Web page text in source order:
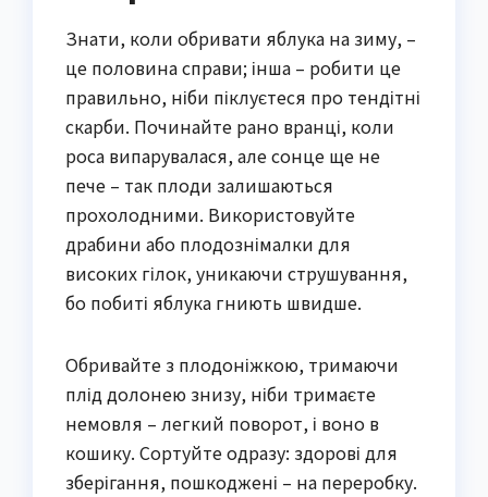
Знати, коли обривати яблука на зиму, –
це половина справи; інша – робити це
правильно, ніби піклуєтеся про тендітні
скарби. Починайте рано вранці, коли
роса випарувалася, але сонце ще не
пече – так плоди залишаються
прохолодними. Використовуйте
драбини або плодознімалки для
високих гілок, уникаючи струшування,
бо побиті яблука гниють швидше.
Обривайте з плодоніжкою, тримаючи
плід долонею знизу, ніби тримаєте
немовля – легкий поворот, і воно в
кошику. Сортуйте одразу: здорові для
зберігання, пошкоджені – на переробку.